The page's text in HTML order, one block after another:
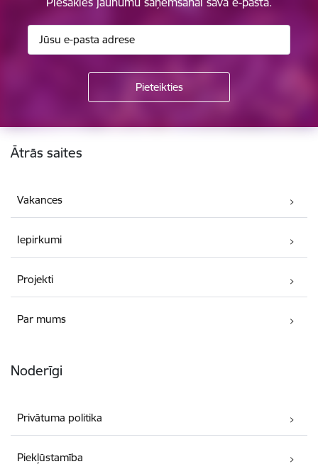
Kājene
Ātrās saites
Vakances
Iepirkumi
Projekti
Par mums
Noderīgi
Privātuma politika
Piekļūstamība